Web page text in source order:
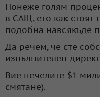
Понеже голям
в САЩ, ето как стоят
подобна навсякъде
Да речем, че сте
изпълнителен
Вие печелите $1
смятане).